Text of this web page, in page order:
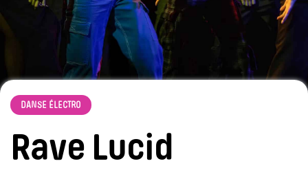
DANSE ÉLECTRO
Rave Lucid